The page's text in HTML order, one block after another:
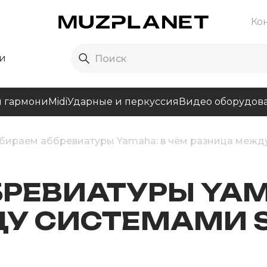
гармониMidiУдарные и перкуссияВидео
аббревиатуры Yamaha: в чём разница
СИСТЕМАМИ